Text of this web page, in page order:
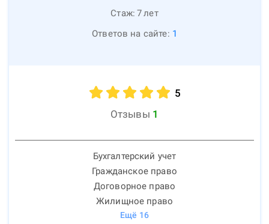
Стаж: 7лет
Ответов на сайте: 1
5
Отзывы 1
Бухгалтерский учет
Гражданское право
Договорное право
Жилищное право
Ещё 16